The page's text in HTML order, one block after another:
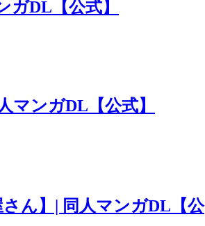
ガDL【公式】
マンガDL【公式】
ん】| 同人マンガDL【公